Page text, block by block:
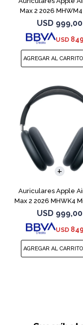
Max 2 2026
USD 999,00
USD
Auriculares Apple
Max 2 2026 MHWK4
USD 999,00
USD